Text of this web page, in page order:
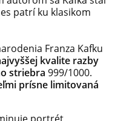
patrí ku klasikom
Franza Kafku
kvalite razby
striebra 999/1000.
prísne limitovaná